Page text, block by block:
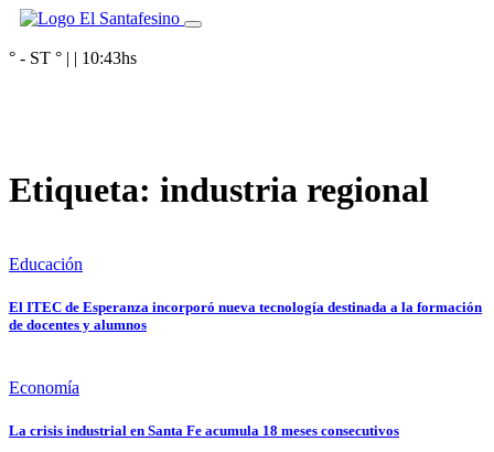
° - ST ° | | 10:43hs
Etiqueta: industria regional
Educación
El ITEC de Esperanza incorporó nueva tecnología destinada a la formación
de docentes y alumnos
Economía
La crisis industrial en Santa Fe acumula 18 meses consecutivos